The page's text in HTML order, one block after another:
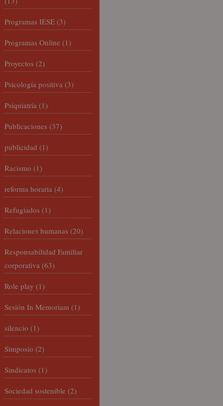
Programas IESE (3)
Programas Online (1)
Proyectos (2)
Psicología positiva (3)
Psiquiatría (1)
Publicaciones (37)
publicidad (1)
Racismo (1)
reforma horaria (4)
Refugiados (1)
Relaciones humanas (20)
Responsabilidad Familiar
corporativa (63)
Role play (1)
Sesión In Memoriam (1)
silencio (1)
Simposio (2)
Sindicatos (1)
Sociedad sostenible (2)